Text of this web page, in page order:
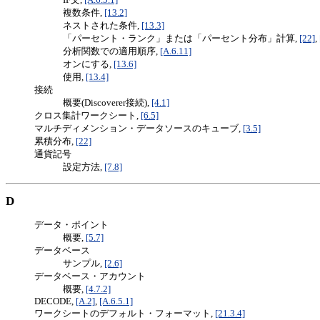
複数条件, [13.2]
ネストされた条件, [13.3]
「パーセント・ランク」または「パーセント分布」計算, [22]
分析関数での適用順序, [A.6.11]
オンにする, [13.6]
使用, [13.4]
接続
概要(Discoverer接続), [4.1]
クロス集計ワークシート, [6.5]
マルチディメンション・データソースのキューブ, [3.5]
累積分布, [22]
通貨記号
設定方法, [7.8]
D
データ・ポイント
概要, [5.7]
データベース
サンプル, [2.6]
データベース・アカウント
概要, [4.7.2]
DECODE, [A.2] [A.6.5.1]
ワークシートのデフォルト・フォーマット, [21.3.4]